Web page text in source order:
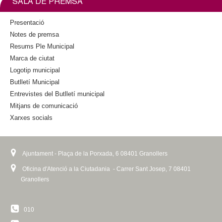
k
i
t
e
r
n
a
SALA DE PREMSA
Presentació
Notes de premsa
Resums Ple Municipal
Marca de ciutat
Logotip municipal
Butlletí Municipal
Entrevistes del Butlletí municipal
Mitjans de comunicació
Xarxes socials
Ajuntament - Plaça de la Porxada, 6 08401 Granollers
Oficina d'Atenció a la Ciutadania - Carrer Sant Josep, 7 08401
Granollers
010